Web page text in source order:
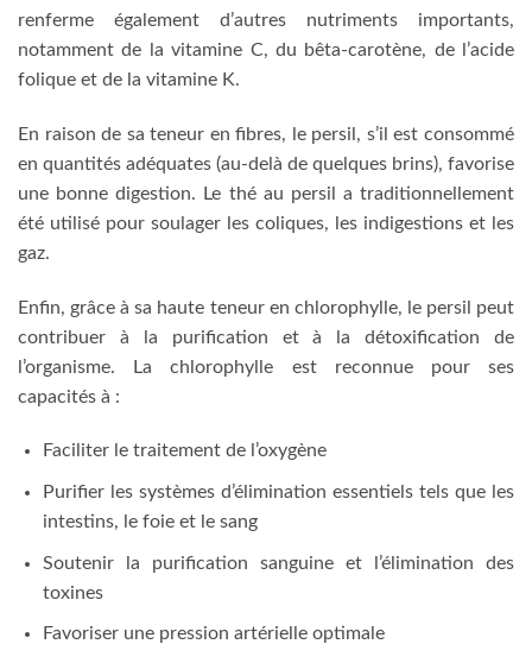
renferme également d’autres nutriments importants,
notamment de la vitamine C, du bêta-carotène, de l’acide
folique et de la vitamine K.
En raison de sa teneur en fibres, le persil, s’il est consommé
en quantités adéquates (au-delà de quelques brins), favorise
une bonne digestion. Le thé au persil a traditionnellement
été utilisé pour soulager les coliques, les indigestions et les
gaz.
Enfin, grâce à sa haute teneur en chlorophylle, le persil peut
contribuer à la purification et à la détoxification de
l’organisme. La chlorophylle est reconnue pour ses
capacités à :
Faciliter le traitement de l’oxygène
Purifier les systèmes d’élimination essentiels tels que les
intestins, le foie et le sang
Soutenir la purification sanguine et l’élimination des
toxines
Favoriser une pression artérielle optimale